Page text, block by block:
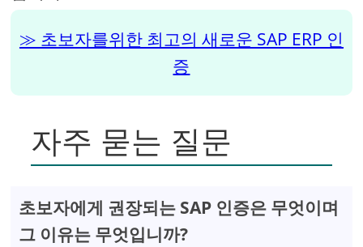
초보자를위한 최고의 새로운 SAP ERP 인
증
자주 묻는 질문
초보자에게 권장되는 SAP 인증은 무엇이며
그 이유는 무엇입니까?